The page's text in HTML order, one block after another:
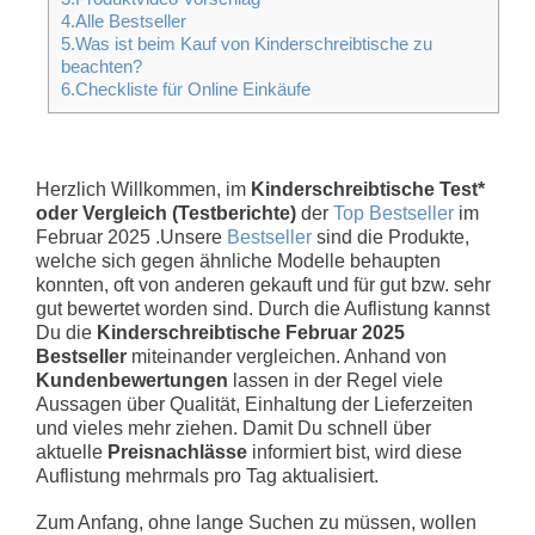
4.Alle Bestseller
5.Was ist beim Kauf von Kinderschreibtische zu
beachten?
6.Checkliste für Online Einkäufe
Herzlich Willkommen, im Kinderschreibtische Test*
oder Vergleich (Testberichte) der Top Bestseller im
Februar 2025 .Unsere Bestseller sind die Produkte,
welche sich gegen ähnliche Modelle behaupten
konnten, oft von anderen gekauft und für gut bzw. sehr
gut bewertet worden sind. Durch die Auflistung kannst
Du die Kinderschreibtische Februar 2025
Bestseller miteinander vergleichen. Anhand von
Kundenbewertungen lassen in der Regel viele
Aussagen über Qualität, Einhaltung der Lieferzeiten
und vieles mehr ziehen. Damit Du schnell über
aktuelle Preisnachlässe informiert bist, wird diese
Auflistung mehrmals pro Tag aktualisiert.
Zum Anfang, ohne lange Suchen zu müssen, wollen